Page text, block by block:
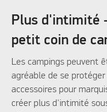
Plus d'intimité
petit coin de
Les campings peuvent
agréable de se
accessoires pour
créer plus d'intimité